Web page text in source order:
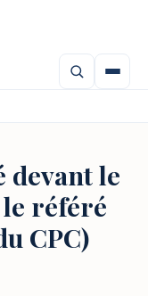
devant le
référé
CPC)